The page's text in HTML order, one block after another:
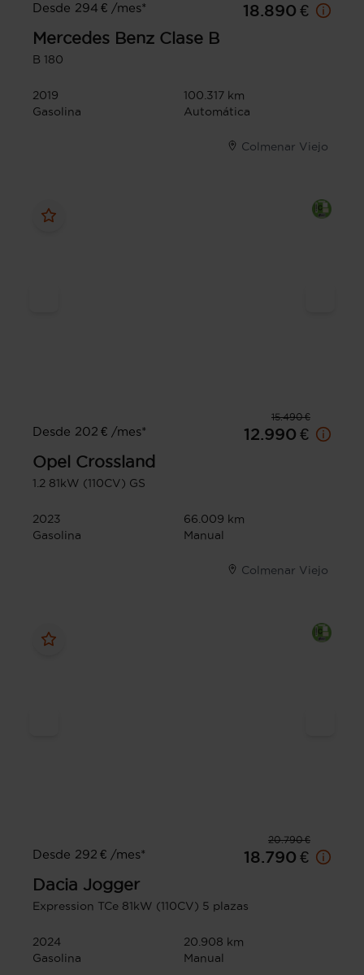
Desde 294 € /mes*
18.890 €
Mercedes Benz Clase B
B 180
2019
100.317 km
Gasolina
Automática
Colmenar Viejo
15.490 €
Desde 202 € /mes*
12.990 €
Opel Crossland
1.2 81kW (110CV) GS
2023
66.009 km
Gasolina
Manual
Colmenar Viejo
20.790 €
Desde 292 € /mes*
18.790 €
Dacia Jogger
Expression TCe 81kW (110CV) 5 plazas
2024
20.908 km
Gasolina
Manual